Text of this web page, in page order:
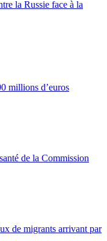
la Russie face à la
millions d’euros
de la Commission
de migrants arrivant par